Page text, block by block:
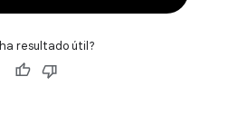
resultado útil?